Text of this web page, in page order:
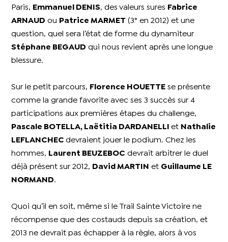
Paris,
Emmanuel DENIS, des valeurs sures
Fabrice
ARNAUD ou Patrice MARMET (3° en 2012) et une
question, quel sera l’état de forme du dynamiteur
Stéphane BEGAUD qui nous revient après une longue
blessure.
Sur le petit parcours, Florence HOUETTE se présente
comme la grande favorite avec ses 3 succès sur 4
participations aux premières étapes du challenge,
Pascale BOTELLA, Laëtitia DARDANELLIet Nathalie
LEFLANCHECdevraient jouer le podium. Chez les
hommes,
Laurent BEUZEBOC devrait arbitrer le duel
déjà présent sur 2012,
David MARTIN et Guillaume LE
NORMAND.
Quoi qu’il en soit, même si le Trail Sainte Victoire ne
récompense que des costauds depuis sa création, et
2013 ne devrait pas échapper à la règle, alors à vos